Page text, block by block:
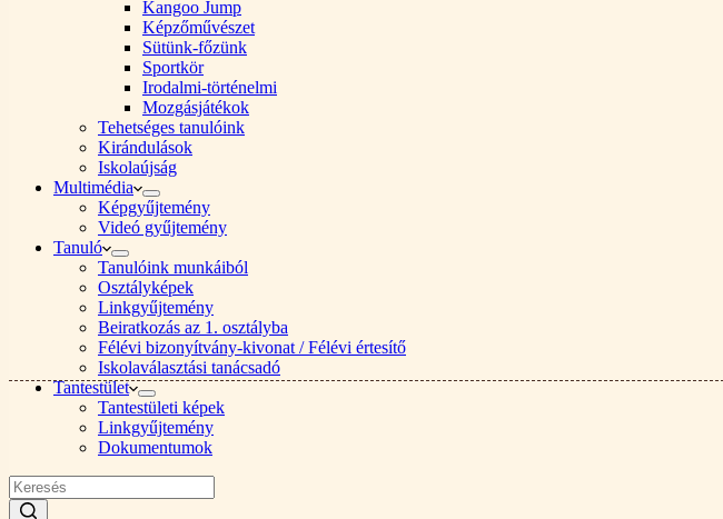
Kangoo Jump
Képzőművészet
Sütünk-főzünk
Sportkör
Irodalmi-történelmi
Mozgásjátékok
Tehetséges tanulóink
Kirándulások
Iskolaújság
Multimédia
Képgyűjtemény
Videó gyűjtemény
Tanuló
Tanulóink munkáiból
Osztályképek
Linkgyűjtemény
Beiratkozás az 1. osztályba
Félévi bizonyítvány-kivonat / Félévi értesítő
Iskolaválasztási tanácsadó
Tantestület
Tantestületi képek
Linkgyűjtemény
Dokumentumok